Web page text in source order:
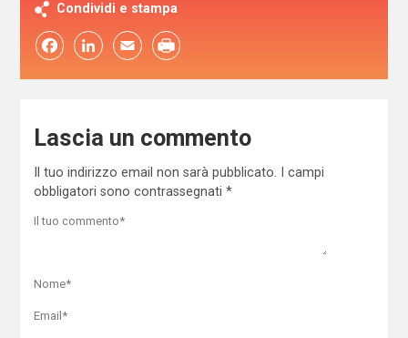
Condividi e stampa
FacebookLinkedIn Email
Lascia un commento
Il tuo indirizzo email non sarà pubblicato.
I campi
obbligatori sono contrassegnati *